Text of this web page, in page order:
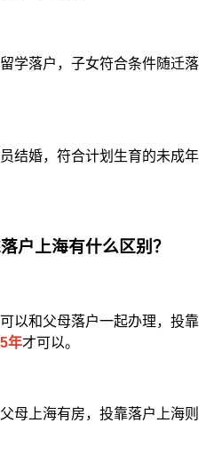
学落户，子女符合条件随迁落
结婚，符合计划生育的未成年
户上海有什么区别？
以和父母落户一起办理，投靠
年才可以。
母上海有房，投靠落户上海则